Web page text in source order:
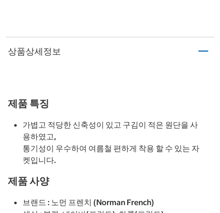
상품상세정보
제품 특징
가볍고 적당한 신축성이 있고 구김이 적은 원단을 사
용하였고,
통기성이 우수하여 여름철 편하게 착용 할 수 있는 자
켓입니다.
제품 사양
브랜드 : 노먼 프렌치 (Norman French)